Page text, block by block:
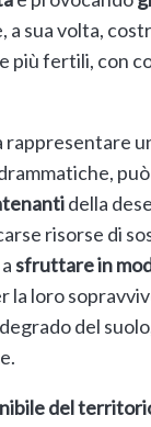
a sua volta,
più fertili, con
rappresentare
della
risorse di
sfruttare in
la loro
del
del